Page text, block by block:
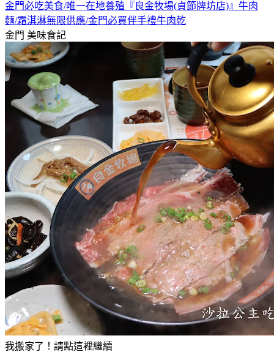
金門必吃美食/唯一在地養殖『良金牧場(貞節牌坊店)』牛肉
麵/霜淇淋無限供應/金門必買伴手禮牛肉乾
金門 美味食記
我搬家了！請點這裡繼續